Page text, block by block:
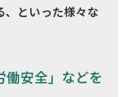
、といった様々な
働安全」などを